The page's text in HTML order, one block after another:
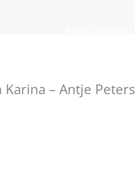
Karina – Antje Peters